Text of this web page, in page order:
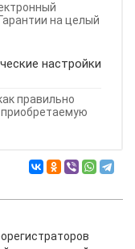
на целый
настройки
правильно